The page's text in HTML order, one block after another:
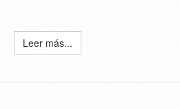
Leer más...